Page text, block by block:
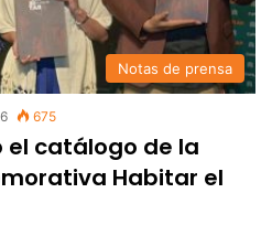
Notas de prensa
675
el catálogo de la
Habitar el